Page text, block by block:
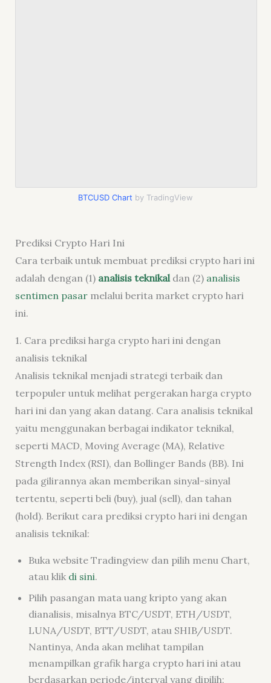
BTCUSD Chart by TradingView
Prediksi Crypto Hari Ini
Cara terbaik untuk membuat prediksi crypto hari ini
adalah dengan (1) analisis teknikaldan (2) analisis
sentimen pasarmelalui berita market crypto hari
ini.
1. Cara prediksi harga crypto hari ini dengan
analisis teknikal
Analisis teknikal menjadi strategi terbaik dan
terpopuler untuk melihat pergerakan harga crypto
hari ini dan yang akan datang. Cara analisis teknikal
yaitu menggunakan berbagai indikator teknikal,
seperti MACD, Moving Average (MA), Relative
Strength Index (RSI), dan Bollinger Bands (BB). Ini
pada gilirannya akan memberikan sinyal-sinyal
tertentu, seperti beli (buy), jual (sell), dan tahan
(hold). Berikut cara prediksi crypto hari ini dengan
analisis teknikal:
Buka website Tradingview dan pilih menu Chart,
atau klik di sini.
Pilih pasangan mata uang kripto yang akan
dianalisis, misalnya BTC/USDT, ETH/USDT,
LUNA/USDT, BTT/USDT, atau SHIB/USDT.
Nantinya, Anda akan melihat tampilan
menampilkan grafik harga crypto hari ini atau
berdasarkan periode/interval yang dipilih;